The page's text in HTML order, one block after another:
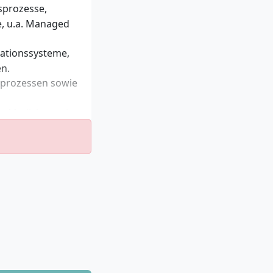
Management
Technik oder
B2-Niveau)
u.a. Managed
sowie
in: